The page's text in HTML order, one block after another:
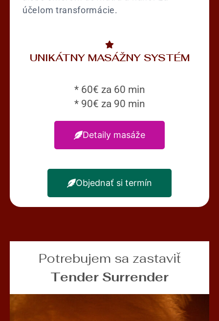
účelom transformácie.
UNIKÁTNY MASÁŽNY SYSTÉM
* 60€ za 60 min
* 90€ za 90 min
Detaily masáže
Objednať si termín
Potrebujem sa zastaviť
Tender Surrender